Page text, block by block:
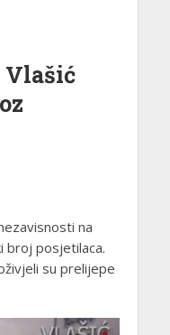
Vlašić
na
broj posjetilaca.
su prelijepe